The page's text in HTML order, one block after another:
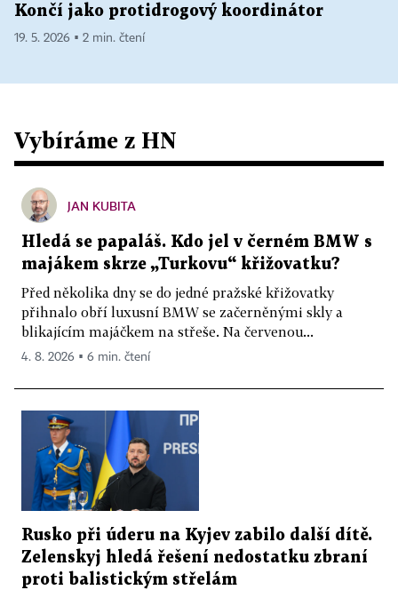
Končí jako protidrogový koordinátor
19. 5. 2026 ▪ 2 min. čtení
Vybíráme z HN
JAN KUBITA
Hledá se papaláš. Kdo jel v černém BMW s
majákem skrze „Turkovu“ křižovatku?
Před několika dny se do jedné pražské křižovatky
přihnalo obří luxusní BMW se začerněnými skly a
blikajícím majáčkem na střeše. Na červenou...
4. 8. 2026 ▪ 6 min. čtení
Rusko při úderu na Kyjev zabilo další dítě.
Zelenskyj hledá řešení nedostatku zbraní
proti balistickým střelám